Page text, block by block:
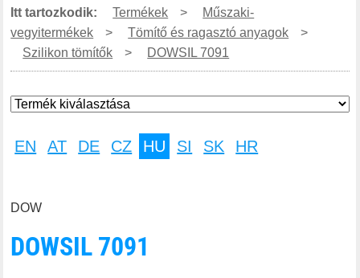
Itt tartozkodik: Termékek >
Műszaki-
vegyitermékek
> Tömítő és ragasztó anyagok
>
Szilikon tömítők
> DOWSIL 7091
EN AT DE CZ HU SI SK HR
DOW
DOWSIL 7091